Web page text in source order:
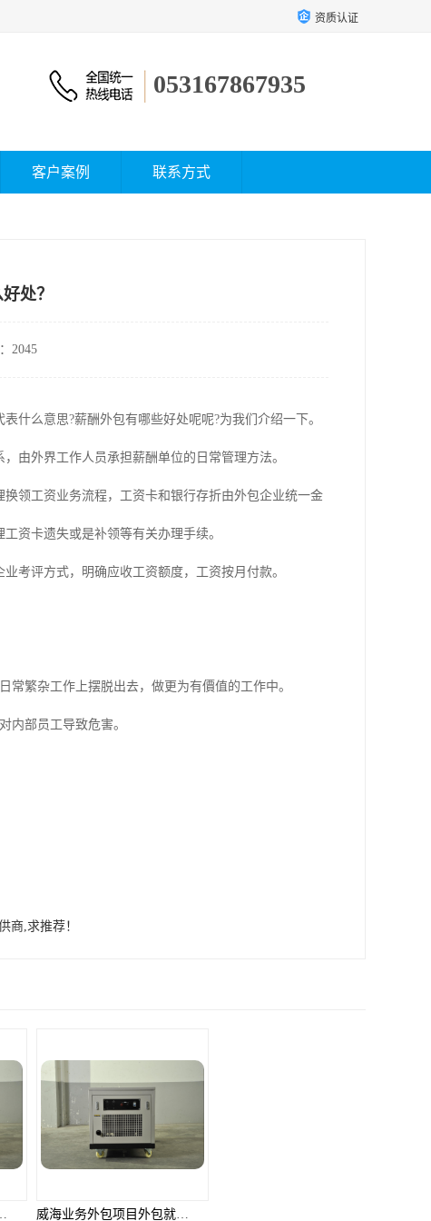
资质认证
053167867935
客户案例 联系方式
处？
2045
什么意思?薪酬外包有哪些好处呢呢?为我们介绍一下。
由外界工作人员承担薪酬单位的日常管理方法。
领工资业务流程，工资卡和银行存折由外包企业统一金
资卡遗失或是补领等有关办理手续。
考评方式，明确应收工资额度，工资按月付款。
繁杂工作上摆脱出去，做更为有價值的工作中。
内部员工导致危害。
商,求推荐！
威海业务外包项目外包就选邦孚人力_全方位企业用工解决方案